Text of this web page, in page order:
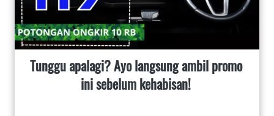
Tunggu apalagi? Ayo langsung ambil promo
ini sebelum kehabisan!